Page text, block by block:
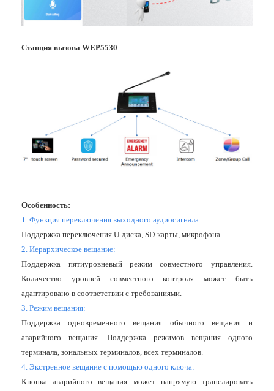
Станция вызова WEP5530
Особенность:
1. Функция переключения выходного аудиосигнала:
Поддержка переключения U-диска, SD-карты, микрофона.
2. Иерархическое вещание:
Поддержка пятиуровневый режим совместного управления.
Количество уровней совместного контроля может быть
адаптировано в соответствии с требованиями.
3. Режим вещания:
Поддержка одновременного вещания обычного вещания и
аварийного вещания. Поддержка режимов вещания одного
терминала, зональных терминалов, всех терминалов.
4. Экстренное вещание с помощью одного ключа:
Кнопка аварийного вещания может напрямую транслировать